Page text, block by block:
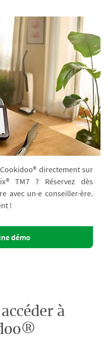
directement sur
TM7 ? Réservez dès
avec un·e conseiller·ère.
!
démo
à